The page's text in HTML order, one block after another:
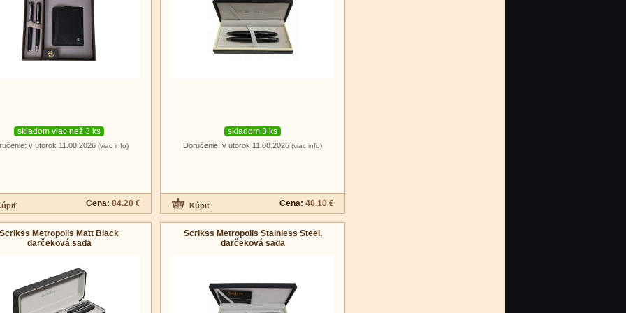
skladom viac než 3 ks
v utorok 11.08.2026 (viac info)
Cena: 84.20 €
skladom 3 ks
Doručenie: v utorok 11.08.2026 (viac info)
Cena: 40.10 €
Scrikss Metropolis Matt Black
darčeková sada
Scrikss Metropolis Stainless Steel,
darčeková sada